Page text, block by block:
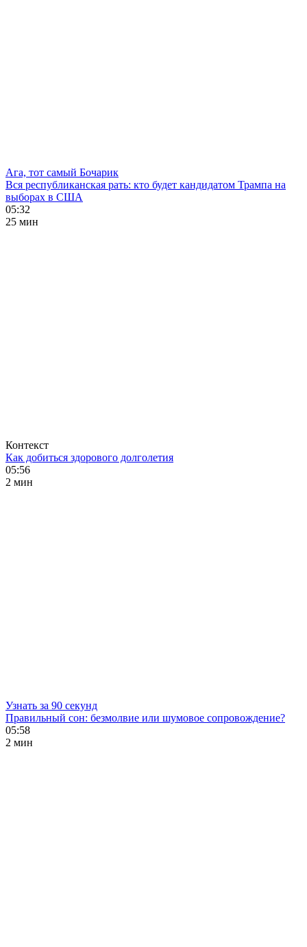
Ага, тот самый Бочарик
Вся республиканская рать: кто будет кандидатом Трампа на
выборах в США
05:32
25 мин
Контекст
Как добиться здорового долголетия
05:56
2 мин
Узнать за 90 секунд
Правильный сон: безмолвие или шумовое сопровождение?
05:58
2 мин